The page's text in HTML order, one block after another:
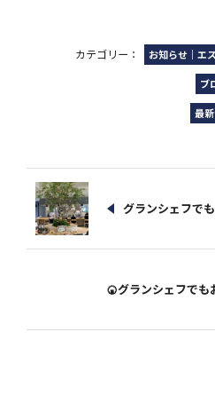
カテゴリー： お知らせ｜エ
ブ
最
グランシェフで
🍘グランシェフでも